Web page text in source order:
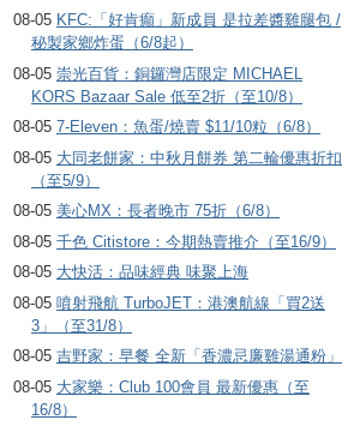
08-05 KFC:「好肯癲」新成員 是拉差醬雞腿包 /
秘製家鄉炸蛋（6/8起）
08-05 崇光百貨：銅鑼灣店限定 MICHAEL
KORS Bazaar Sale 低至2折（至10/8）
08-05 7-Eleven：魚蛋/燒賣 $11/10粒（6/8）
08-05 大同老餅家：中秋月餅券 第二輪優惠折扣
（至5/9）
08-05 美心MX：長者晚市 75折（6/8）
08-05 千色 Citistore：今期熱賣推介（至16/9）
08-05 大快活：品味經典 味聚上海
08-05 噴射飛航 TurboJET：港澳航線「買2送
3」（至31/8）
08-05 吉野家：早餐 全新「香濃忌廉雞湯通粉」
08-05 大家樂：Club 100會員 最新優惠（至
16/8）